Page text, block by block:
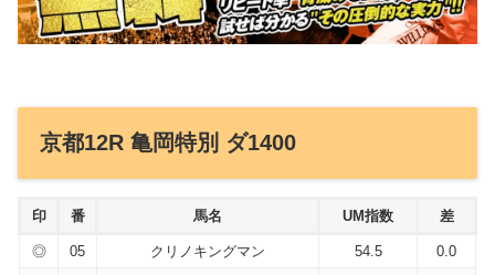
京都12R 亀岡特別 ダ1400
印 番 馬名 UM指数 差
◎ 05 クリノキングマン 54.5
0.0